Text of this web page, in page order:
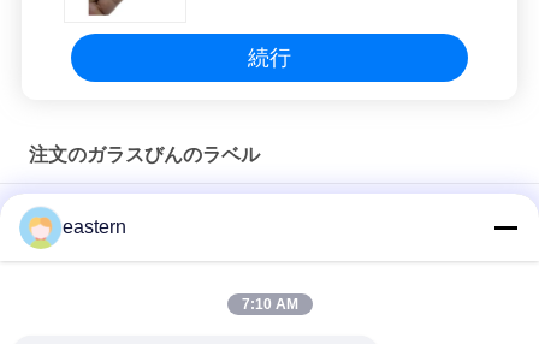
続行
注文のガラスびんのラベル
Sus 250 10ml ガラスバイアルラベル
10mlボトルのための個別ラベル
HG H 100IU 10 バイアル ラベル ソマトロピン 1 バイアル ラベル
eastern
7:10 AM